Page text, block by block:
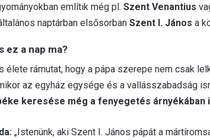
említik még pl. Szent Venantius
naptárban elsősorban Szent I. János a
ez a nap ma?
élete rámutat, hogy a pápa szerepe nem csak
az egyház egysége és a vallásszabadság
keresése még a fenyegetés árnyékában
„Istenünk, aki Szent I. János pápát a